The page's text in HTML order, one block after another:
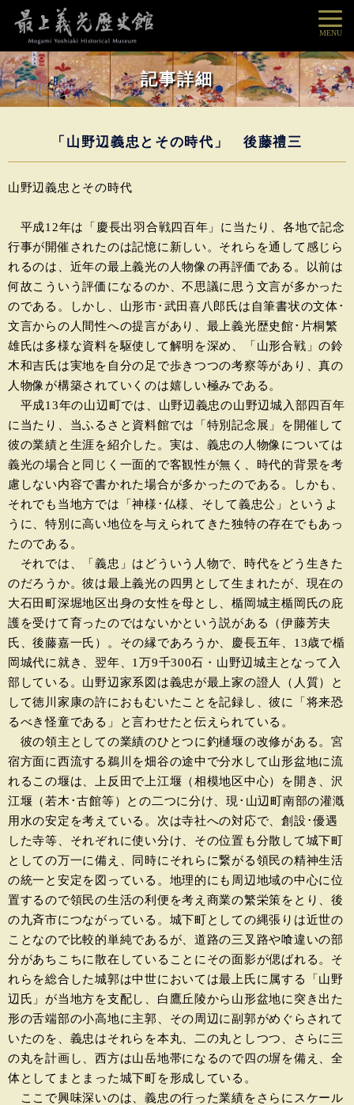
記事詳細
MENU
「山野辺義忠とその時代」 後藤禮三
山野辺義忠とその時代
平成12年は「慶長出羽合戦四百年」に当たり、各地で記念
行事が開催されたのは記憶に新しい。それらを通して感じら
れるのは、近年の最上義光の人物像の再評価である。以前は
何故こういう評価になるのか、不思議に思う文言が多かった
のである。しかし、山形市･武田喜八郎氏は自筆書状の文体･
文言からの人間性への提言があり、最上義光歴史館･片桐繁
雄氏は多様な資料を駆使して解明を深め、「山形合戦」の鈴
木和吉氏は実地を自分の足で歩きつつの考察等があり、真の
人物像が構築されていくのは嬉しい極みである。
平成13年の山辺町では、山野辺義忠の山野辺城入部四百年
に当たり、当ふるさと資料館では「特別記念展」を開催して
彼の業績と生涯を紹介した。実は、義忠の人物像については
義光の場合と同じく一面的で客観性が無く、時代的背景を考
慮しない内容で書かれた場合が多かったのである。しかも、
それでも当地方では「神様･仏様、そして義忠公」というよ
うに、特別に高い地位を与えられてきた独特の存在でもあっ
たのである。
それでは、「義忠」はどういう人物で、時代をどう生きた
のだろうか。彼は最上義光の四男として生まれたが、現在の
大石田町深堀地区出身の女性を母とし、楯岡城主楯岡氏の庇
護を受けて育ったのではないかという説がある（伊藤芳夫
氏、後藤嘉一氏）。その縁であろうか、慶長五年、13歳で楯
岡城代に就き、翌年、1万9千300石・山野辺城主となって入
部している。山野辺家系図は義忠が最上家の證人（人質）と
して徳川家康の許におもむいたことを記録し、彼に「将来恐
るべき怪童である」と言わせたと伝えられている。
彼の領主としての業績のひとつに釣樋堰の改修がある。宮
宿方面に西流する鵜川を畑谷の途中で分水して山形盆地に流
れるこの堰は、上反田で上江堰（相模地区中心）を開き、沢
江堰（若木･古館等）との二つに分け、現･山辺町南部の灌漑
用水の安定を考えている。次は寺社への対応で、創設･優遇
した寺等、それぞれに使い分け、その位置も分散して城下町
としての万一に備え、同時にそれらに繋がる領民の精神生活
の統一と安定を図っている。地理的にも周辺地域の中心に位
置するので領民の生活の利便を考え商業の繁栄策をとり、後
の九斉市につながっている。城下町としての縄張りは近世の
ことなので比較的単純であるが、道路の三叉路や喰違いの部
分があちこちに散在していることにその面影が偲ばれる。そ
れらを総合した城郭は中世においては最上氏に属する「山野
辺氏」が当地方を支配し、白鷹丘陵から山形盆地に突き出た
形の舌端部の小高地に主郭、その周辺に副郭がめぐらされて
いたのを、義忠はそれらを本丸、二の丸としつつ、さらに三
の丸を計画し、西方は山岳地帯になるので四の塀を備え、全
体としてまとまった城下町を形成している。
ここで興味深いのは、義忠の行った業績をさらにスケール